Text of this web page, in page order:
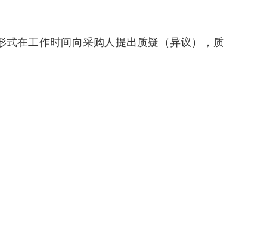
式在工作时间向采购人提出质疑（异议），质